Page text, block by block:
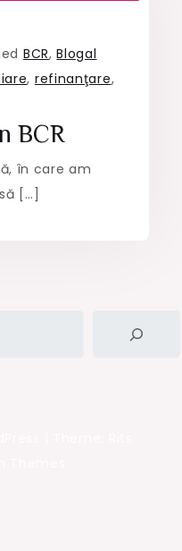
BCR,Blogal
, refinanţare,
BCR
în care am
[…]